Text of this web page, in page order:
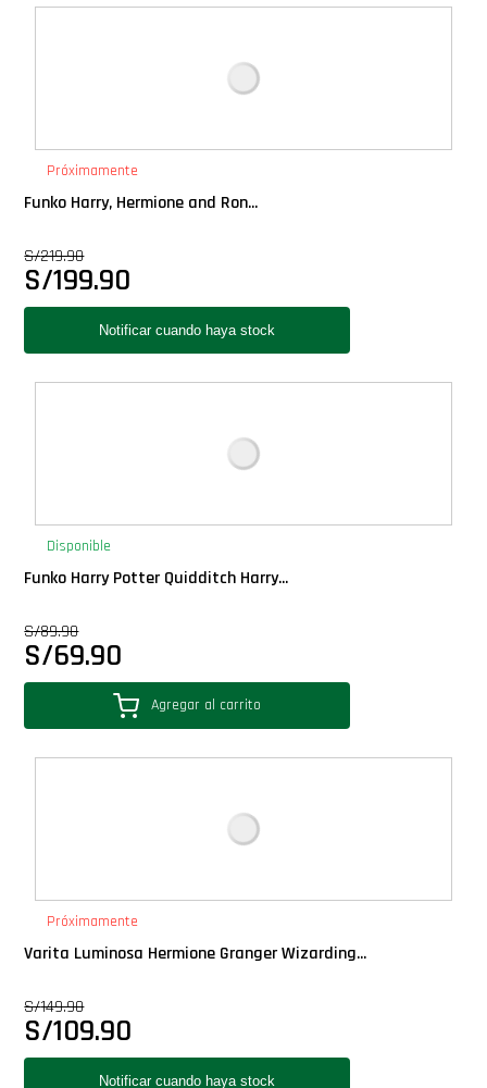
Plush
Pop Nook (Rincon)
Pop Regular
Pop Rides
PRÓXIMAMENTE
Star Wars Oferta
Próximamente
Funko Harry, Hermione and Ron...
S/219.90
S/199.90
Disponible
Funko Harry Potter Quidditch Harry...
S/89.90
S/69.90
Agregar al carrito
Próximamente
Varita Luminosa Hermione Granger Wizarding...
S/149.90
S/109.90